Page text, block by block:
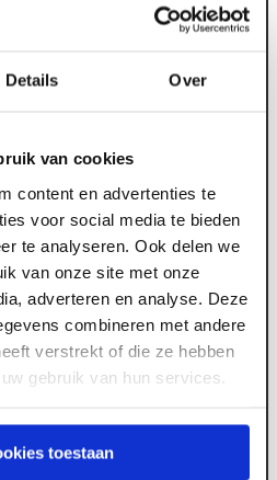
Details Over
van cookies
content en advertenties te
voor social media te bieden
te analyseren. Ook delen we
van onze site met onze
adverteren en analyse. Deze
combineren met andere
verstrekt of die ze hebben
gebruik van hun services.
toestaan
een account aan om toegang
Meld je aan voor een